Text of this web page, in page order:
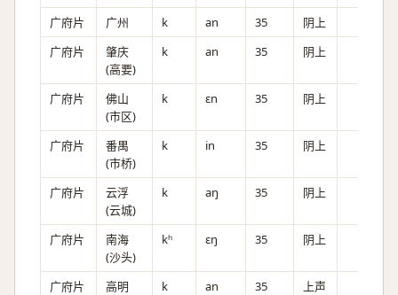
广府片 广州 k an 35
阴上
广府片
肇庆
(高要)
k an 35 阴上
广府片
佛山
(市区)
k ɛn 35 阴上
广府片
番禺
(市桥)
k in 35 阴上
广府片
云浮
(云城)
k aŋ 35 阴上
广府片
南海
(沙头)
kʰ ɛŋ 35 阴上
广府片
高明
k an 35 上声